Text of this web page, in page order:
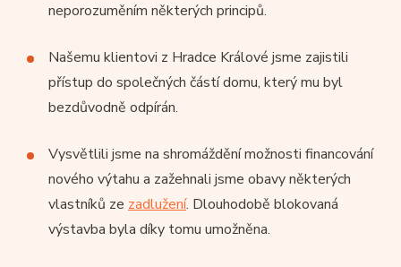
neporozuměním některých principů.
Našemu klientovi z Hradce Králové jsme zajistili
přístup do společných částí domu, který mu byl
bezdůvodně odpírán.
Vysvětlili jsme na shromáždění možnosti financování
nového výtahu a zažehnali jsme obavy některých
vlastníků ze zadlužení. Dlouhodobě blokovaná
výstavba byla díky tomu umožněna.